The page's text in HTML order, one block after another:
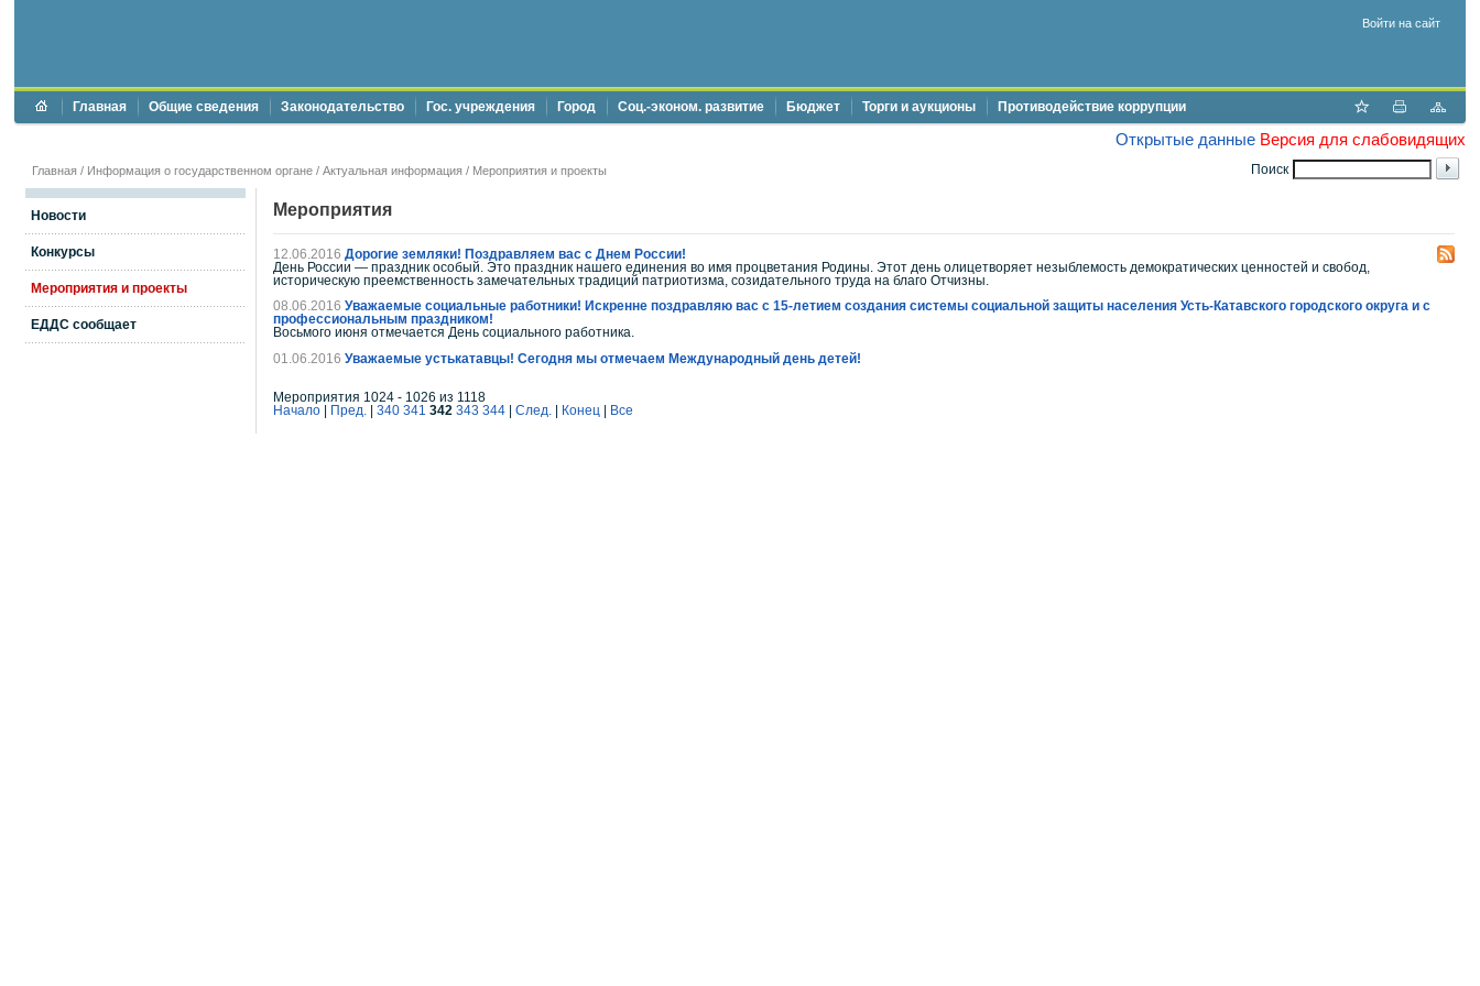
Войти на сайт
Главная Общие сведения Законодательство Гос. учреждения Город Соц.-эконом. развитие Бюджет Торги и аукционы Противодействие коррупции
Открытые данные Версия для слабовидящих
Поиск
Главная / Информация о государственном органе / Актуальная информация / Мероприятия и проекты
Новости
Конкурсы
Мероприятия и проекты
ЕДДС сообщает
Мероприятия
12.06.2016 Дорогие земляки! Поздравляем вас с Днем России!
День России — праздник особый. Это праздник нашего единения во имя процветания Родины. Этот день олицетворяет незыблемость демократических ценностей и свобод,
историческую преемственность замечательных традиций патриотизма, созидательного труда на благо Отчизны.
08.06.2016 Уважаемые социальные работники! Искренне поздравляю вас с 15-летием создания системы социальной защиты населения Усть-Катавского городского округа и с
профессиональным праздником!
Восьмого июня отмечается День социального работника.
01.06.2016 Уважаемые устькатавцы! Сегодня мы отмечаем Международный день детей!
Мероприятия 1024 - 1026 из 1118
Начало
Пред. 340 341 342 343 344 След. Конец Все